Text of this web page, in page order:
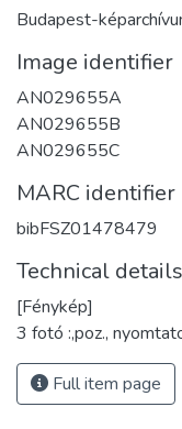
Budapest-
Image identifier
AN029655A
AN029655B
AN029655C
MARC identifier
bibFSZ01478479
Technical details
[Fénykép]
3 fotó :,poz.,
Full item page